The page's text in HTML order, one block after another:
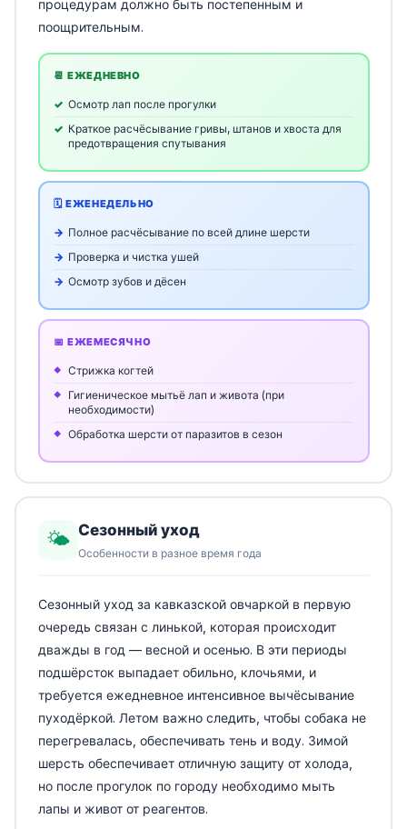
процедурам должно быть постепенным и
поощрительным.
📆 ЕЖЕДНЕВНО
Осмотр лап после прогулки
Краткое расчёсывание гривы, штанов и хвоста для
предотвращения спутывания
🗓️ ЕЖЕНЕДЕЛЬНО
Полное расчёсывание по всей длине шерсти
Проверка и чистка ушей
Осмотр зубов и дёсен
📅 ЕЖЕМЕСЯЧНО
Стрижка когтей
Гигиеническое мытьё лап и живота (при
необходимости)
Обработка шерсти от паразитов в сезон
🌤️ Сезонный уход
Особенности в разное время года
Сезонный уход за кавказской овчаркой в первую
очередь связан с линькой, которая происходит
дважды в год — весной и осенью. В эти периоды
подшёрсток выпадает обильно, клочьями, и
требуется ежедневное интенсивное вычёсывание
пуходёркой. Летом важно следить, чтобы собака не
перегревалась, обеспечивать тень и воду. Зимой
шерсть обеспечивает отличную защиту от холода,
но после прогулок по городу необходимо мыть
лапы и живот от реагентов.